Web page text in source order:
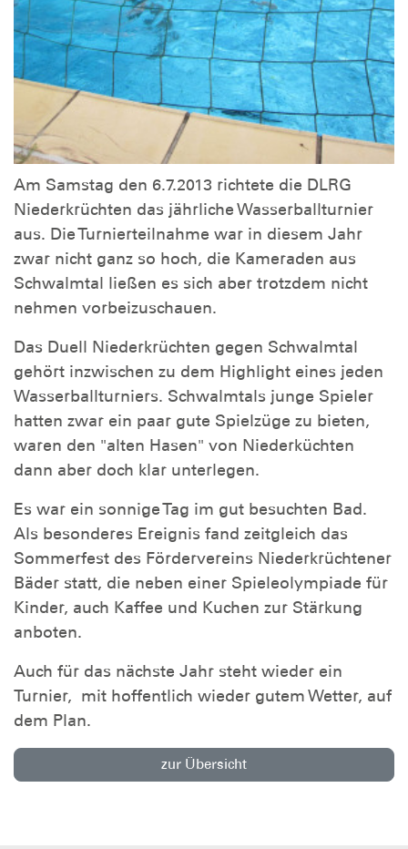
Am Samstag den 6.7.2013 richtete die DLRG
Niederkrüchten das jährliche Wasserballturnier
aus. Die Turnierteilnahme war in diesem Jahr
zwar nicht ganz so hoch, die Kameraden aus
Schwalmtal ließen es sich aber trotzdem nicht
nehmen vorbeizuschauen.
Das Duell Niederkrüchten gegen Schwalmtal
gehört inzwischen zu dem Highlight eines jeden
Wasserballturniers. Schwalmtals junge Spieler
hatten zwar ein paar gute Spielzüge zu bieten,
waren den "alten Hasen" von Niederküchten
dann aber doch klar unterlegen.
Es war ein sonnige Tag im gut besuchten Bad.
Als besonderes Ereignis fand zeitgleich das
Sommerfest des Fördervereins Niederkrüchtener
Bäder statt, die neben einer Spieleolympiade für
Kinder, auch Kaffee und Kuchen zur Stärkung
anboten.
Auch für das nächste Jahr steht wieder ein
Turnier, mit hoffentlich wieder gutem Wetter, auf
dem Plan.
zur Übersicht